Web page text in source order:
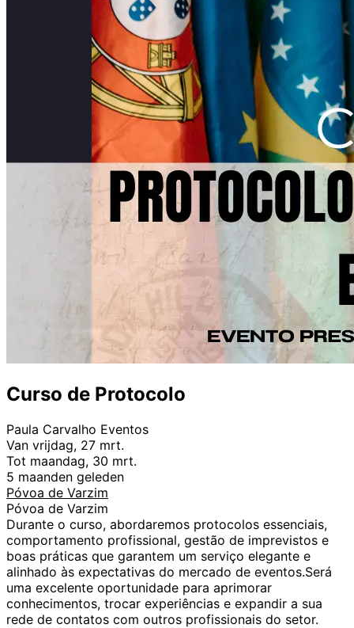
Curso de Protocolo
Paula Carvalho Eventos
Van vrijdag, 27 mrt.
Tot maandag, 30 mrt.
5 maanden geleden
Póvoa de Varzim
Póvoa de Varzim
Durante o curso, abordaremos protocolos essenciais,
comportamento profissional, gestão de imprevistos e
boas práticas que garantem um serviço elegante e
alinhado às expectativas do mercado de eventos.Será
uma excelente oportunidade para aprimorar
conhecimentos, trocar experiências e expandir a sua
rede de contatos com outros profissionais do setor.